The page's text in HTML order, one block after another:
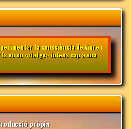
la consciència de viure i
en un «viatge» intens cap a una
pròpia